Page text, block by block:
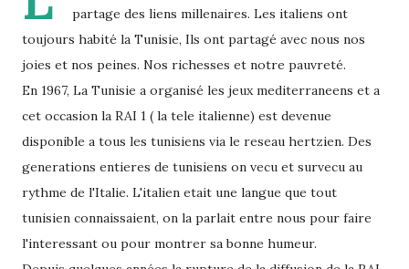
partage des liens millenaires. Les italiens ont
toujours habité la Tunisie, Ils ont partagé avec nous nos
joies et nos peines. Nos richesses et notre pauvreté.
En 1967, La Tunisie a organisé les jeux mediterraneens et a
cet occasion la RAI 1 ( la tele italienne) est devenue
disponible a tous les tunisiens via le reseau hertzien. Des
generations entieres de tunisiens on vecu et survecu au
rythme de l'Italie. L'italien etait une langue que tout
tunisien connaissaient, on la parlait entre nous pour faire
l'interessant ou pour montrer sa bonne humeur.